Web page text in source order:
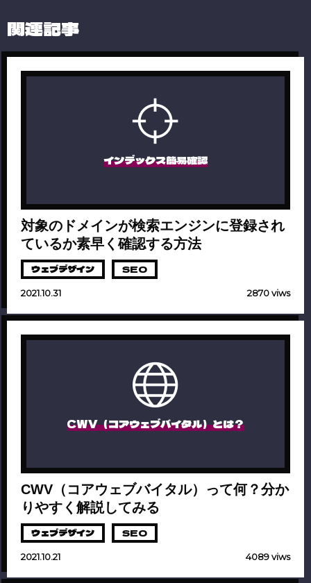
関連記事
インデックス簡易確認
対象のドメインが検索エンジンに登録され
ているか素早く確認する方法
ウェブデザイン SEO
2021.10.31 2870 viws
CWV（コアウェブバイタル）とは？
CWV（コアウェブバイタル）って何？分か
りやすく解説してみる
ウェブデザイン SEO
2021.10.21 4089 viws